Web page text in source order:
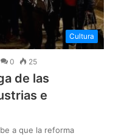
Cultura
0 25
de las
e
a que la reforma